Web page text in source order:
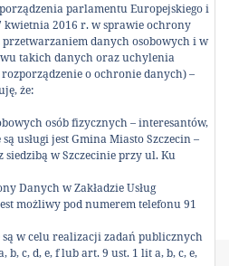
Bezpiecznej Nauki i
.02.2018 rok(czytaj dalej)
ZUK
Kategorie
parlamentu Europejskiego i
kwietnia 2016 r. w sprawie ochrony
danych osobowych i w
takich danych oraz uchylenia
o ochronie danych) –
że:
osób fizycznych – interesantów,
usługi jest Gmina Miasto Szczecin –
siedzibą w Szczecinie przy ul. Ku
Danych w Zakładzie Usług
możliwy pod numerem telefonu 91
są w celu realizacji zadań publicznych
b, c, d, e, f lub art. 9 ust. 1 lit a, b, c, e,